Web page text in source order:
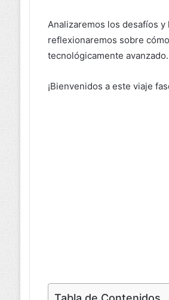
Analizaremos los desafíos
reflexionaremos sobre
tecnológicamente avanzado.
¡Bienvenidos a este viaje